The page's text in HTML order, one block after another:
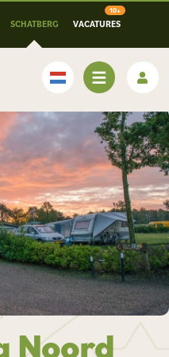
SCHATBERG VACATURES
Nederlands
Noord